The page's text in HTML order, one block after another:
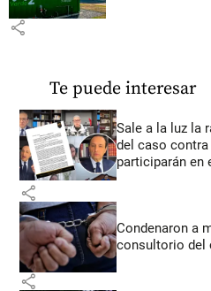
share
Te puede interesar
Sale a la luz la
del caso
participarán en
share
Condenaron a
consultorio del
share